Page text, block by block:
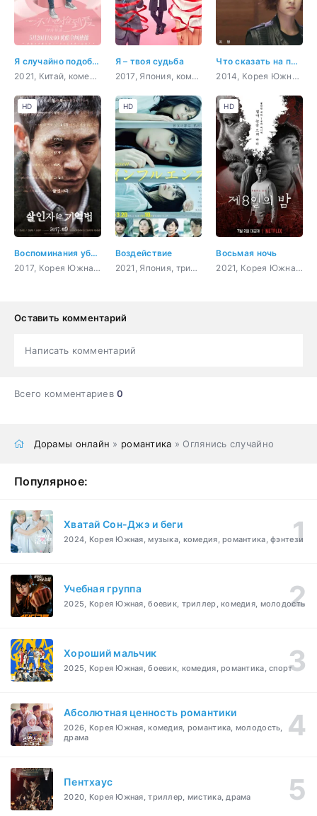
Я случайно подобрала любовь
2021, Китай, комедия, романтика, драма
Я – твоя судьба
2017, Япония, комедия, романтика, сверхъестественное
Что сказать на прощание
2014, Корея Южная, романтика, драма, sci-fi
Воспоминания убийцы
2017, Корея Южная, боевик, триллер, мистика, психология
HD
Воздействие
2021, Япония, триллер, драма
HD
Восьмая ночь
2021, Корея Южная, триллер, мистика, ужасы, сверхъестественное
HD
Оставить комментарий
Написать комментарий
Всего комментариев0
Дорамы онлайн » романтика » Оглянись случайно
Популярное:
Хватай Сон-Джэ и беги
2024, Корея Южная, музыка, комедия, романтика, фэнтези
Учебная группа
2025, Корея Южная, боевик, триллер, комедия, молодость
Хороший мальчик
2025, Корея Южная, боевик, комедия, романтика, спорт
Абсолютная ценность романтики
2026, Корея Южная, комедия, романтика, молодость,
драма
Пентхаус
2020, Корея Южная, триллер, мистика, драма